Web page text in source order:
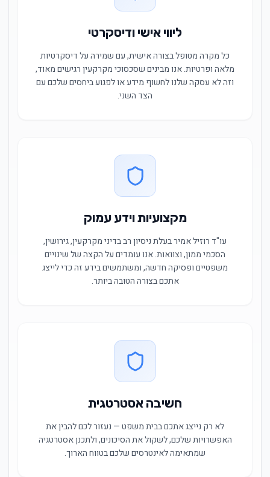
ליווי אישי ודיסקרטי
כל מקרה מטופל בצורה אישית, עם שמירה על דיסקרטיות
מלאה ופרטיות. אנו מבינים שסכסוכי מקרקעין רגישים מאוד,
וזה לא עסקה שלנו לחשוף מידע או לפגוע ביחסים שלכם עם
הצד השני.
מקצועיות וידע עמוק
עו"ד רוזיל אמיר בעלת ניסיון רב בדיני מקרקעין, גירושין,
הסכמי ממון, וצוואות. אנו עומדים על הקצה של שינויים
משפטיים ופסיקה חדשה, ומשתמשים בידע זה כדי לייצג
אתכם בצורה הטובה ביותר.
חשיבה אסטרטגית
לא רק נייצג אתכם בבית משפט — נעזור לכם להבין את
האפשרויות שלכם, לשקול את הסיכונים, ולתכנן אסטרטגיה
שמתאימה לאינטרסים שלכם בטווח הארוך.